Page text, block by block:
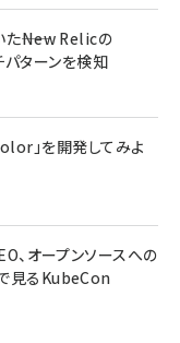
――New Relicの
ターンを検知
」を開発してみよ
、オープンソースへの
見るKubeCon